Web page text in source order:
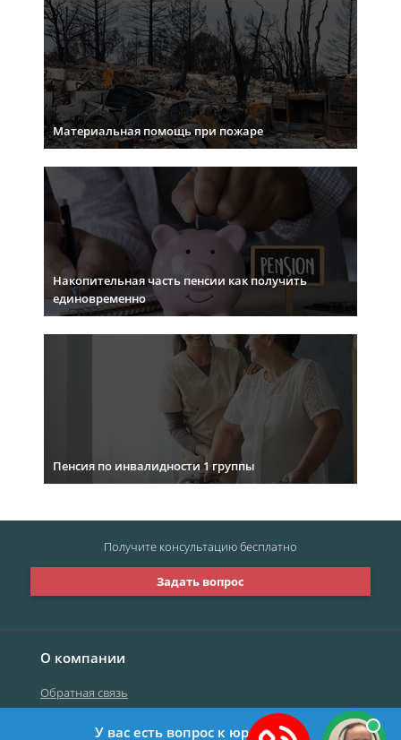
Материальная помощь при пожаре
Накопительная часть пенсии как получить
единовременно
Пенсия по инвалидности 1 группы
О компании
Обратная связь
Задать вопрос
Получите консультациюбесплатно
У вас есть вопрос к юристу?